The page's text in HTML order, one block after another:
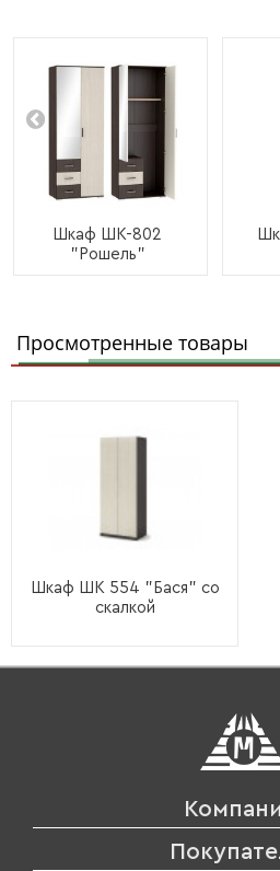
Шкаф ШК-802
"Рошель"
Просмотренные товары
Шкаф ШК 554 "Бася" со
скалкой